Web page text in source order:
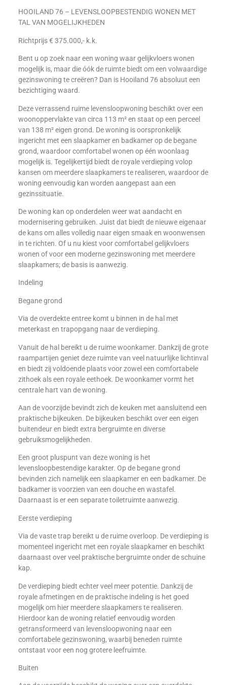
HOOILAND 76 – LEVENSLOOPBESTENDIG WONEN MET
TAL VAN MOGELIJKHEDEN
Richtprijs € 375.000,- k.k.
Bent u op zoek naar een woning waar gelijkvloers wonen
mogelijk is, maar die óók de ruimte biedt om een volwaardige
gezinswoning te creëren? Dan is Hooiland 76 absoluut een
bezichtiging waard.
Deze verrassend ruime levensloopwoning beschikt over een
woonoppervlakte van circa 113 m² en staat op een perceel
van 138 m² eigen grond. De woning is oorspronkelijk
ingericht met een slaapkamer en badkamer op de begane
grond, waardoor comfortabel wonen op één woonlaag
mogelijk is. Tegelijkertijd biedt de royale verdieping volop
kansen om meerdere slaapkamers te realiseren, waardoor de
woning eenvoudig kan worden aangepast aan een
gezinssituatie.
De woning kan op onderdelen weer wat aandacht en
modernisering gebruiken. Juist dat biedt de nieuwe eigenaar
de kans om alles volledig naar eigen smaak en woonwensen
in te richten. Of u nu kiest voor comfortabel gelijkvloers
wonen of voor een moderne gezinswoning met meerdere
slaapkamers; de basis is aanwezig.
Indeling
Begane grond
Via de overdekte entree komt u binnen in de hal met
meterkast en trapopgang naar de verdieping.
Vanuit de hal bereikt u de ruime woonkamer. Dankzij de grote
raampartijen geniet deze ruimte van veel natuurlijke lichtinval
en biedt zij voldoende plaats voor zowel een comfortabele
zithoek als een royale eethoek. De woonkamer vormt het
centrale hart van de woning.
Aan de voorzijde bevindt zich de keuken met aansluitend een
praktische bijkeuken. De bijkeuken beschikt over een eigen
buitendeur en biedt extra bergruimte en diverse
gebruiksmogelijkheden.
Een groot pluspunt van deze woning is het
levensloopbestendige karakter. Op de begane grond
bevinden zich namelijk een slaapkamer en een badkamer. De
badkamer is voorzien van een douche en wastafel.
Daarnaast is er een separate toiletruimte aanwezig.
Eerste verdieping
Via de vaste trap bereikt u de ruime overloop. De verdieping is
momenteel ingericht met een royale slaapkamer en beschikt
daarnaast over veel praktische bergruimte onder de schuine
kap.
De verdieping biedt echter veel meer potentie. Dankzij de
royale afmetingen en de praktische indeling is het goed
mogelijk om hier meerdere slaapkamers te realiseren.
Hierdoor kan de woning relatief eenvoudig worden
getransformeerd van levensloopwoning naar een
comfortabele gezinswoning, waarbij beneden ruimte
ontstaat voor een nog grotere leefruimte.
Buiten